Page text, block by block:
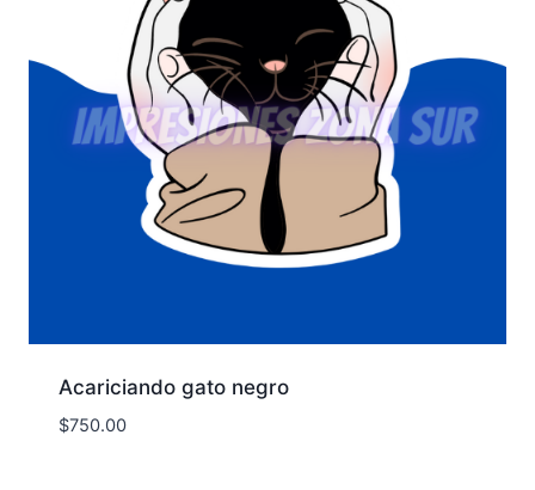
Acariciando gato negro
$750.00